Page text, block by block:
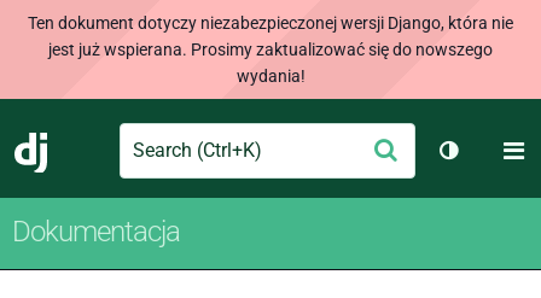
Ten dokument dotyczy niezabezpieczonej wersji Django, która nie
jest już wspierana. Prosimy zaktualizować się do nowszego
wydania!
Django
Search Wyślij
Dokumentacja